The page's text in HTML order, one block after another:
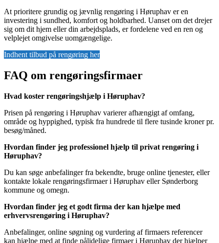
At prioritere grundig og jævnlig rengøring i Høruphav er en
investering i sundhed, komfort og holdbarhed. Uanset om det drejer
sig om dit hjem eller din arbejdsplads, er fordelene ved en ren og
velplejet omgivelse uomgængelige.
Indhent tilbud på rengøring her
FAQ om rengøringsfirmaer
Hvad koster rengøringshjælp i Høruphav?
Prisen på rengøring i Høruphav varierer afhængigt af omfang,
område og hyppighed, typisk fra hundrede til flere tusinde kroner pr.
besøg/måned.
Hvordan finder jeg professionel hjælp til privat rengøring i
Høruphav?
Du kan søge anbefalinger fra bekendte, bruge online tjenester, eller
kontakte lokale rengøringsfirmaer i Høruphav eller Sønderborg
kommune og omegn.
Hvordan finder jeg et godt firma der kan hjælpe med
erhvervsrengøring i Høruphav?
Anbefalinger, online søgning og vurdering af firmaers referencer
kan hjælpe med at finde pålidelige firmaer i Høruphav der hjælper